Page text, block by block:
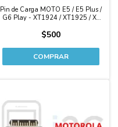
Pin de Carga MOTO E5 / E5 Plus /
G6 Play - XT1924 / XT1925 / Xt
$500